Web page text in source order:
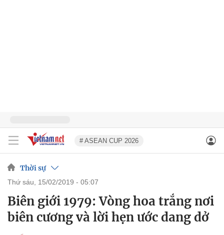
# ASEAN CUP 2026
Thời sự
thứ sáu, 15/02/2019 - 05:07
Biên giới 1979: Vòng hoa trắng nơi
biên cương và lời hẹn ước dang dở